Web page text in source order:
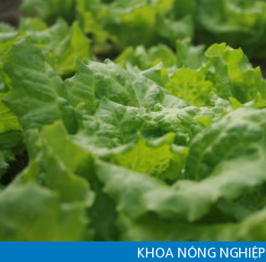
KHOA NÔNG NGHIỆP